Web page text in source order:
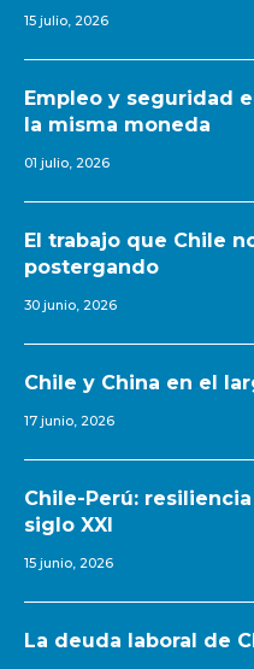
15 julio, 2026
Empleo y seguridad
la misma moneda
01 julio, 2026
El trabajo que Chile
postergando
30 junio, 2026
Chile y China en el
17 junio, 2026
Chile-Perú:
siglo XXI
15 junio, 2026
La deuda laboral de